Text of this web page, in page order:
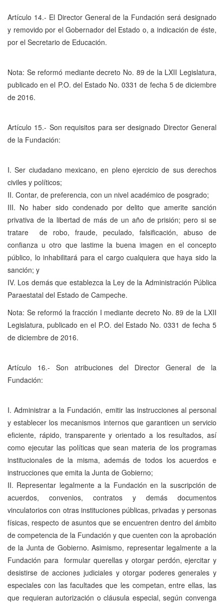
Artículo 14.- El Director General de la Fundación será designado
y removido por el Gobernador del Estado o, a indicación de éste,
por el Secretario de Educación.
Nota: Se reformó mediante decreto No. 89 de la LXII Legislatura,
publicado en el P.O. del Estado No. 0331 de fecha 5 de diciembre
de 2016.
Artículo 15.- Son requisitos para ser designado Director General
de la Fundación:
I. Ser ciudadano mexicano, en pleno ejercicio de sus derechos
civiles y políticos;
II. Contar, de preferencia, con un nivel académico de posgrado;
III. No haber sido condenado por delito que amerite sanción
privativa de la libertad de más de un año de prisión; pero si se
tratare de robo, fraude, peculado, falsificación, abuso de
confianza u otro que lastime la buena imagen en el concepto
público, lo inhabilitará para el cargo cualquiera que haya sido la
sanción; y
IV. Los demás que establezca la Ley de la Administración Pública
Paraestatal del Estado de Campeche.
Nota: Se reformó la fracción I mediante decreto No. 89 de la LXII
Legislatura, publicado en el P.O. del Estado No. 0331 de fecha 5
de diciembre de 2016.
Artículo 16.- Son atribuciones del Director General de la
Fundación:
I. Administrar a la Fundación, emitir las instrucciones al personal
y establecer los mecanismos internos que garanticen un servicio
eficiente, rápido, transparente y orientado a los resultados, así
como ejecutar las políticas que sean materia de los programas
institucionales de la misma, además de todos los acuerdos e
instrucciones que emita la Junta de Gobierno;
II. Representar legalmente a la Fundación en la suscripción de
acuerdos, convenios, contratos y demás documentos
vinculatorios con otras instituciones públicas, privadas y personas
físicas, respecto de asuntos que se encuentren dentro del ámbito
de competencia de la Fundación y que cuenten con la aprobación
de la Junta de Gobierno. Asimismo, representar legalmente a la
Fundación para formular querellas y otorgar perdón, ejercitar y
desistirse de acciones judiciales y otorgar poderes generales y
especiales con las facultades que les competan, entre ellas, las
que requieran autorización o cláusula especial, según convenga